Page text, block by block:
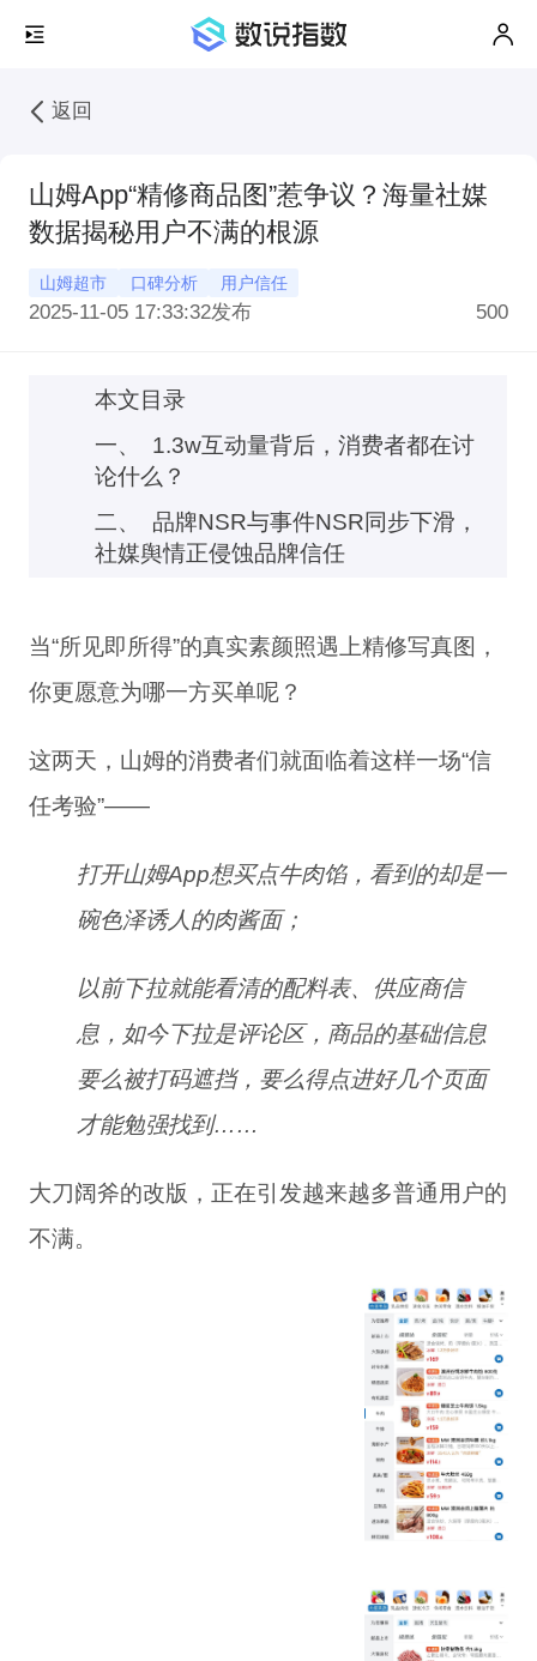
返回
山姆App“精修商品图”惹争议？海量社媒
数据揭秘用户不满的根源
山姆超市 口碑分析 用户信任
2025-11-05 17:33:32发布 500
本文目录
一、 1.3w互动量背后，消费者都在讨
论什么？
二、 品牌NSR与事件NSR同步下滑，
社媒舆情正侵蚀品牌信任
当“所见即所得”的真实素颜照遇上精修写真图 ，
你更愿意为哪一方买单呢？
这两天 ， 山姆的消费者们就面临着这样一场“信
任考验”——
打开山姆App想买点牛肉馅， 看到的却是一
碗色泽诱人 的肉酱面；
以前下拉就能看清的配料表、供应商信
息，如今下拉是评论区 ， 商品的基础信息
要么被打码遮挡，要么得点进好几个页面
才能勉强找到……
大刀阔斧的改版 ， 正在引发越来越多普通用户的
不满。